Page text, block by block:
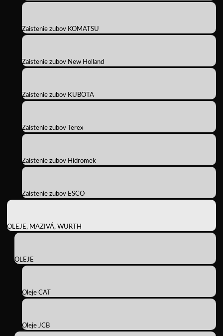
Zaistenie zubov KOMATSU
Zaistenie zubov New Holland
Zaistenie zubov KUBOTA
Zaistenie zubov Terex
Zaistenie zubov Hidromek
Zaistenie zubov ESCO
OLEJE, MAZIVÁ, WURTH
OLEJE
Oleje CAT
Oleje JCB